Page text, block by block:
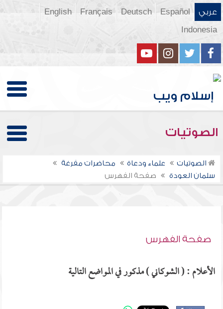
عربي Español
Deutsch
Français
English
Indonesia
الصوتيات
الصوتيات علماء ودعاة
محاضرات مفرغة
سلمان العودة
صفحة الفهرس
صفحة الفهرس
الأعلام : ( الشوكاني ) مذكور في المواضع التالية